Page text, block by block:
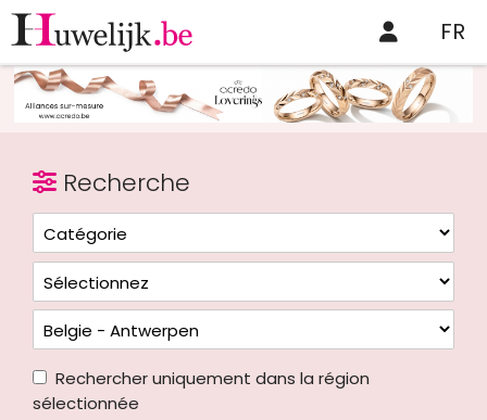
FR
Recherche
Rechercher uniquement dans la région
sélectionnée